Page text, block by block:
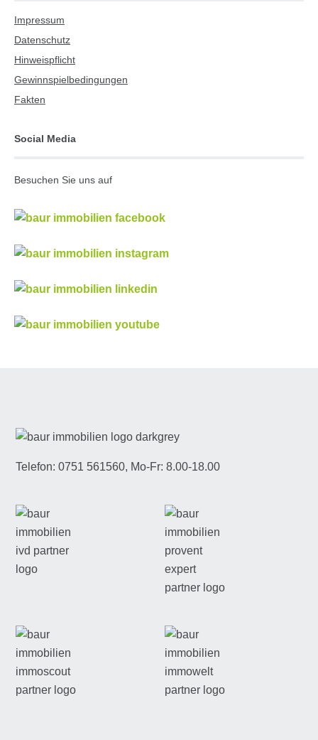
Impressum
Datenschutz
Hinweispflicht
Gewinnspielbedingungen
Fakten
Social Media
Besuchen Sie uns auf
Telefon: 0751 561560, Mo-Fr: 8.00-18.00